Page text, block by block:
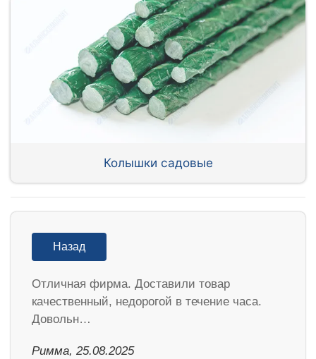
Колышки садовые
Назад
Отличная фирма. Доставили товар
качественный, недорогой в течение часа.
Довольн…
Римма, 25.08.2025